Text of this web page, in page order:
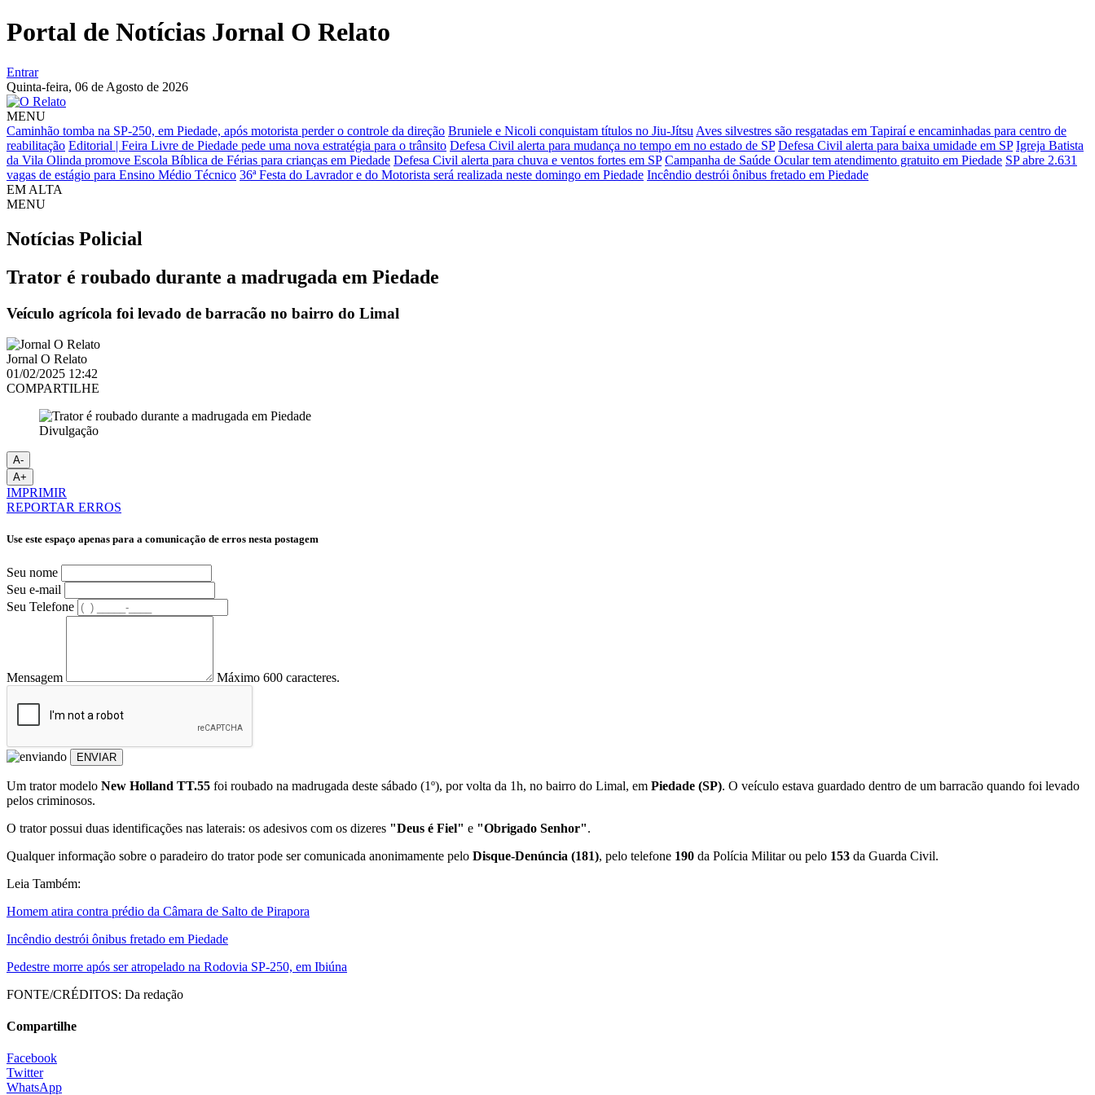
Portal de Notícias Jornal O Relato
Entrar
Quinta-feira, 06 de Agosto de 2026
MENU
Caminhão tomba na SP-250, em Piedade, após motorista perder o controle da direção Bruniele e Nicoli conquistam títulos no Jiu-Jítsu Aves silvestres são resgatadas em Tapiraí e encaminhadas para centro de
reabilitação Editorial | Feira Livre de Piedade pede uma nova estratégia para o trânsito Defesa Civil alerta para mudança no tempo em no estado de SP Defesa Civil alerta para baixa umidade em SP Igreja Batista
da Vila Olinda promove Escola Bíblica de Férias para crianças em Piedade Defesa Civil alerta para chuva e ventos fortes em SP Campanha de Saúde Ocular tem atendimento gratuito em Piedade SP abre 2.631
vagas de estágio para Ensino Médio Técnico 36ª Festa do Lavrador e do Motorista será realizada neste domingo em Piedade Incêndio destrói ônibus fretado em Piedade
EM ALTA
MENU
Notícias Policial
Trator é roubado durante a madrugada em Piedade
Veículo agrícola foi levado de barracão no bairro do Limal
Jornal O Relato
01/02/2025 12:42
COMPARTILHE
Divulgação
A-
A+
IMPRIMIR
REPORTAR ERROS
Use este espaço apenas para a comunicação de erros nesta postagem
Seu nome
Seu e-mail
Seu Telefone
Mensagem Máximo 600 caracteres.
ENVIAR
Um trator modelo New Holland TT.55 foi roubado na madrugada deste sábado (1º), por volta da 1h, no bairro do Limal, em Piedade (SP). O veículo estava guardado dentro de um barracão quando foi levado
pelos criminosos.
O trator possui duas identificações nas laterais: os adesivos com os dizeres "Deus é Fiel" e "Obrigado Senhor".
Qualquer informação sobre o paradeiro do trator pode ser comunicada anonimamente pelo Disque-Denúncia (181), pelo telefone 190 da Polícia Militar ou pelo 153 da Guarda Civil.
Leia Também:
Homem atira contra prédio da Câmara de Salto de Pirapora
Incêndio destrói ônibus fretado em Piedade
Pedestre morre após ser atropelado na Rodovia SP-250, em Ibiúna
FONTE/CRÉDITOS: Da redação
Compartilhe
Facebook
Twitter
WhatsApp